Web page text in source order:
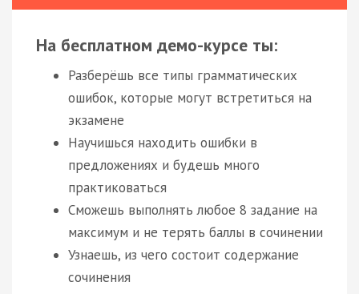
На бесплатном демо-курсе ты:
Разберёшь все типы грамматических
ошибок, которые могут встретиться на
экзамене
Научишься находить ошибки в
предложениях и будешь много
практиковаться
Сможешь выполнять любое 8 задание на
максимум и не терять баллы в сочинении
Узнаешь, из чего состоит содержание
сочинения